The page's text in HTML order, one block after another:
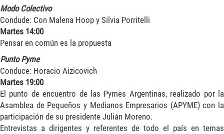
Modo Colectivo
Condude: Con Malena Hoop y Silvia Porritelli
Martes 14:00
Pensar en común es la propuesta
Punto Pyme
Conduce: Horacio Aizicovich
Martes 19:00
El punto de encuentro de las Pymes Argentinas, realizado por la
Asamblea de Pequeños y Medianos Empresarios (APYME) con la
participación de su presidente Julián Moreno.
Entrevistas a dirigentes y referentes de todo el país en temas